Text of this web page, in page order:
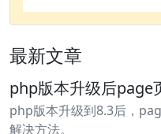
最新文章
php版本升级后page
php版本升级到8.3后，
解决方法。